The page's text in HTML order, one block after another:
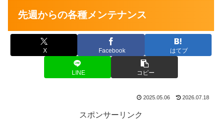
先週からの各種メンテナンス
X Facebook はてブ
LINE コピー
2025.05.06 2026.07.18
スポンサーリンク